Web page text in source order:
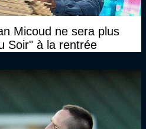
Micoud ne sera plus
Soir" à la rentrée